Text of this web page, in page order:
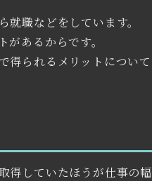
就職などをしています。
あるからです。
得られるメリットについ
得していたほうが仕事の